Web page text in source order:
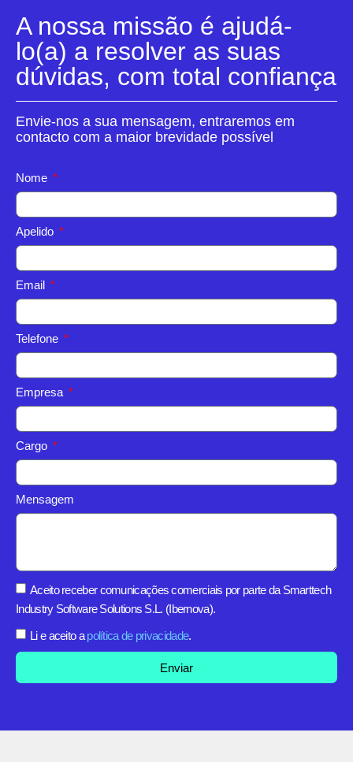
A nossa missão é ajudá-
lo(a) a resolver as suas
dúvidas, com total confiança
Envie-nos a sua mensagem, entraremos em
contacto com a maior brevidade possível
Nome
Apelido
Email
Telefone
Empresa
Cargo
Mensagem
Aceito receber comunicações comerciais por parte da Smarttech
Industry Software Solutions S.L. (Ibernova).
Li e aceito apolítica de privacidade.
Enviar